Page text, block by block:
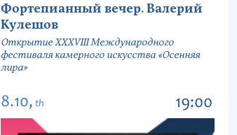
Фортепианный вечер. Валерий
Кулешов
Открытие ХХХVIII Международного
фестиваля камерного искусства «Осенняя
лира»
8.10, th 19:00